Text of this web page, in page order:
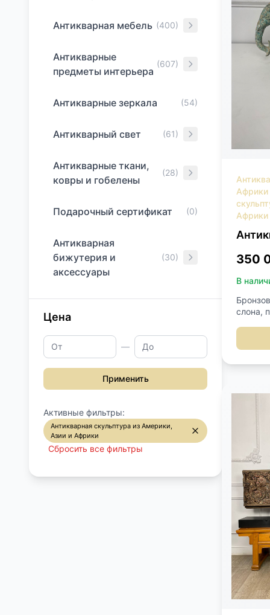
Антикварная мебель (400)
Антикварные
предметы интерьера
(607)
Антикварные зеркала (54)
Антикварный свет (61)
Антикварные ткани,
ковры и гобелены
(28)
Подарочный сертификат (0)
Антикварная
бижутерия и
аксессуары
(30)
Цена
—
Применить
Активные фильтры:
Антикварная скульптура из Америки,
Азии и Африки
Сбросить все фильтры
лет,
не
После
Африки
Африки
350
В
слона,
Хань.